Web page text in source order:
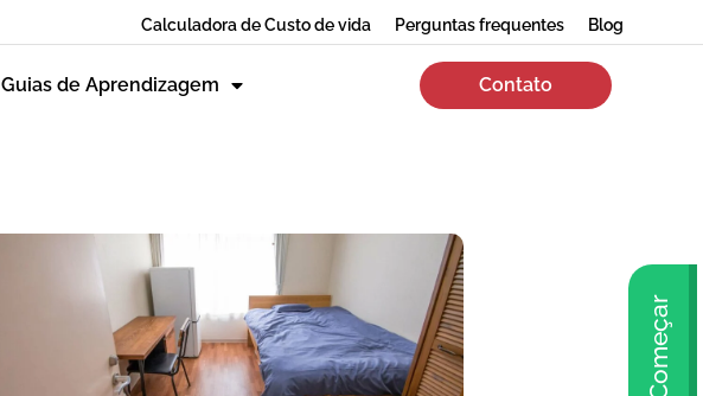
Calculadora de Custo de vida Perguntas frequentes Blog
Guias de Aprendizagem Contato
Começar